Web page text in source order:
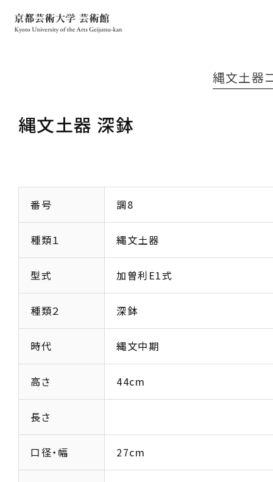
縄文土器 深鉢
縄文土器
番号 調8
種類１ 縄文土器
型式 加曽利E1式
種類２ 深鉢
時代 縄文中期
高さ 44cm
長さ
口径・幅 27cm